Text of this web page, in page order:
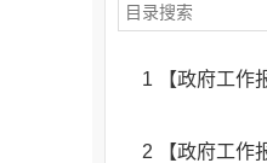
1 【政府工
2 【政府工